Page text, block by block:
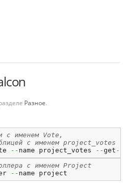
Разное.
с именем Vote,
с именем project_votes
-- name project_votes --get -
с именем Project
-- name project